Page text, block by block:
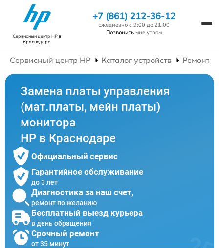
Сервисный центр HPв
Краснодаре
+7 (861) 212-36-12
Ежедневно с 9:00 до 21:00
Позвонить мне утром
Сервисный центр HP Каталог устройств Ремонт
Замена платы управления
(мат.платы, мейн платы)
монитора
HP в Краснодаре
Официальный сервис
Гарантийное обслуживание
до 3 лет
Диагностика за наш счет,
ремонт по желанию
Бесплатный выезд курьера
в день обращения
Срочный ремонт
от 35 минут